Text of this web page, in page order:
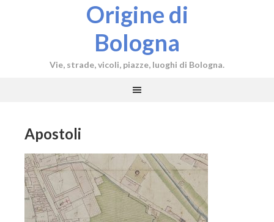
Origine di
Bologna
Vie, strade, vicoli, piazze, luoghi di Bologna.
Apostoli